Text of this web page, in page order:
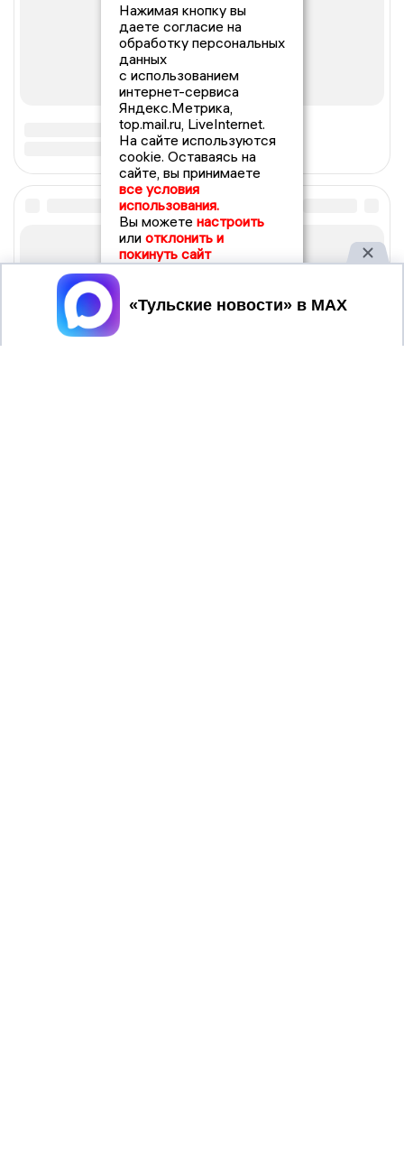
Нажимая кнопку вы
даете согласие на
обработку персональных
данных
с использованием
интернет-сервиса
Яндекс.Метрика,
top.mail.ru, LiveInternet.
На сайте используются
cookie. Оставаясь на
сайте, вы принимаете
все условия
использования.
Вы можете настроить
или отклонить и
покинуть сайт
Принять